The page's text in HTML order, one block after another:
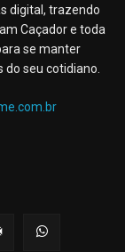
digital, trazendo
Caçador e toda
se manter
do seu cotidiano.